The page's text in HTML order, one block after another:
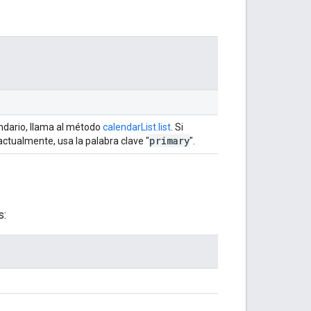
llama al método calendarList.list . Si
usa la palabra clave "primary".